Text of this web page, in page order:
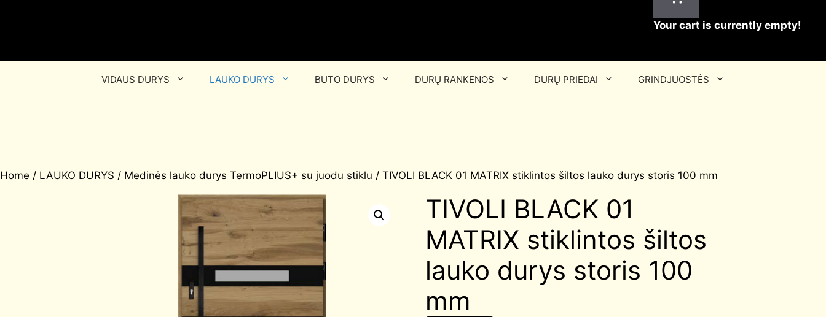
Your cart is currently empty!
VIDAUS DURYS LAUKO DURYS BUTO DURYS DURŲ RANKENOS DURŲ PRIEDAI GRINDJUOSTĖS
Home / LAUKO DURYS / Medinės lauko durys TermoPLIUS+ su juodu stiklu / TIVOLI BLACK 01 MATRIX stiklintos šiltos lauko durys storis 100 mm
TIVOLI BLACK 01
MATRIX stiklintos šiltos
lauko durys storis 100
mm